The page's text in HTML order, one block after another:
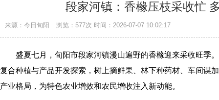
段家河镇：香橼压枝采收忙
来源：今日旬阳 浏览：577次 时间：2026-07-07 10:02:17
盛夏七月，旬阳市段家河镇漫山遍野的香橼迎来采收旺季
复合种植与产品开发探索，树上摘鲜果、林下种药材、车间谋
产业格局，为特色农业增效和农民增收注入新动能。